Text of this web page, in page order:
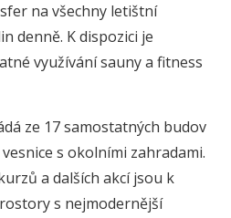
na všechny letištní
denně. K dispozici je
využívání sauny a fitness
ze 17 samostatných budov
s okolními zahradami.
a dalších akcí jsou k
s nejmodernější